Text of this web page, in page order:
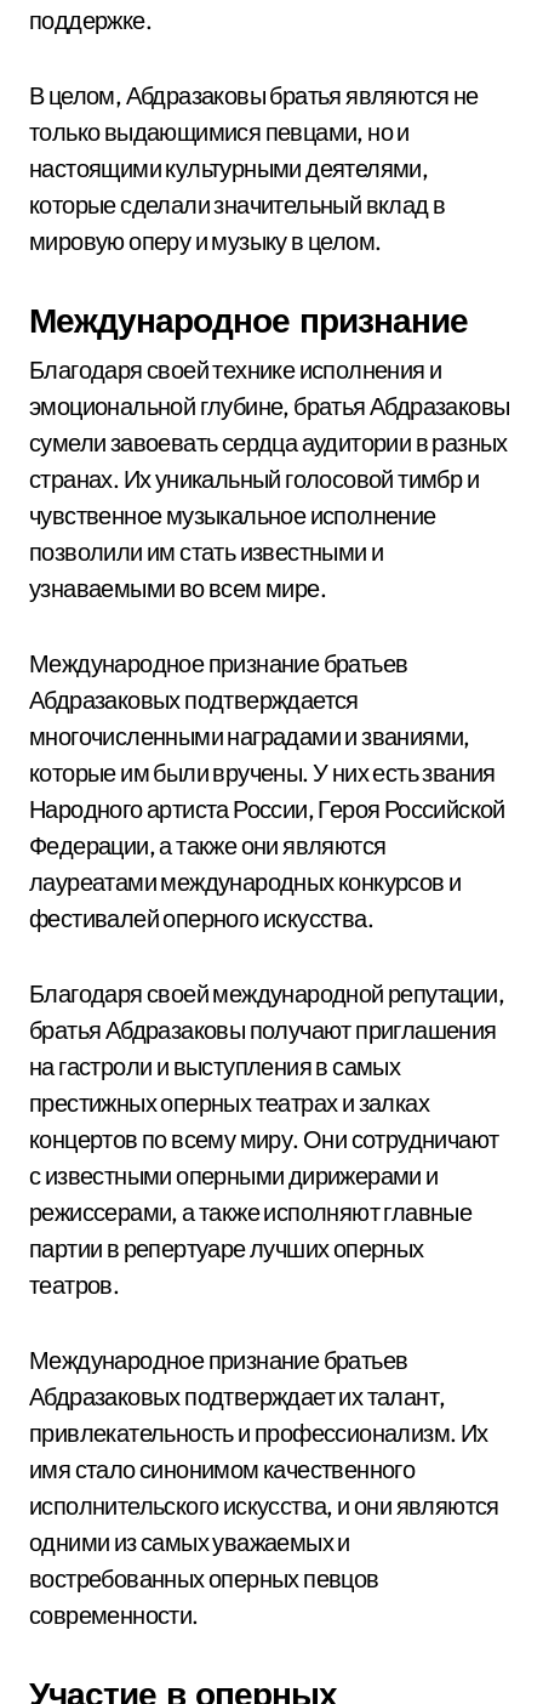
поддержке.
В целом, Абдразаковы братья являются не
только выдающимися певцами, но и
настоящими культурными деятелями,
которые сделали значительный вклад в
мировую оперу и музыку в целом.
Международное признание
Благодаря своей технике исполнения и
эмоциональной глубине, братья Абдразаковы
сумели завоевать сердца аудитории в разных
странах. Их уникальный голосовой тимбр и
чувственное музыкальное исполнение
позволили им стать известными и
узнаваемыми во всем мире.
Международное признание братьев
Абдразаковых подтверждается
многочисленными наградами и званиями,
которые им были вручены. У них есть звания
Народного артиста России, Героя Российской
Федерации, а также они являются
лауреатами международных конкурсов и
фестивалей оперного искусства.
Благодаря своей международной репутации,
братья Абдразаковы получают приглашения
на гастроли и выступления в самых
престижных оперных театрах и залках
концертов по всему миру. Они сотрудничают
с известными оперными дирижерами и
режиссерами, а также исполняют главные
партии в репертуаре лучших оперных
театров.
Международное признание братьев
Абдразаковых подтверждает их талант,
привлекательность и профессионализм. Их
имя стало синонимом качественного
исполнительского искусства, и они являются
одними из самых уважаемых и
востребованных оперных певцов
современности.
Участие в оперных